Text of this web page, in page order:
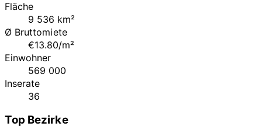
Fläche
9 536 km²
Ø Bruttomiete
€13.80/m²
Einwohner
569 000
Inserate
36
Top Bezirke